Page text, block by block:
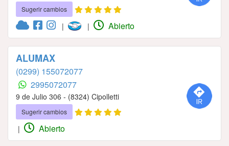
Sugerir cambios
| | Abierto
ALUMAX
(0299) 155072077
2995072077
9 de Julio 306 - (8324) Cipolletti
Sugerir cambios
| Abierto